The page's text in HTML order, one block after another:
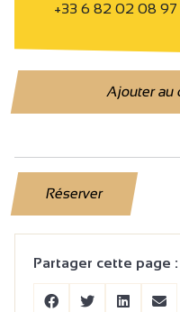
+33 6 82 02 08 97
Ajouter au
Réserver
Partager cette page :